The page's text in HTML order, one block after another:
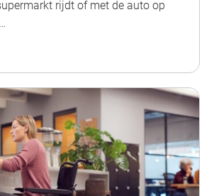
rijdt of met de auto op